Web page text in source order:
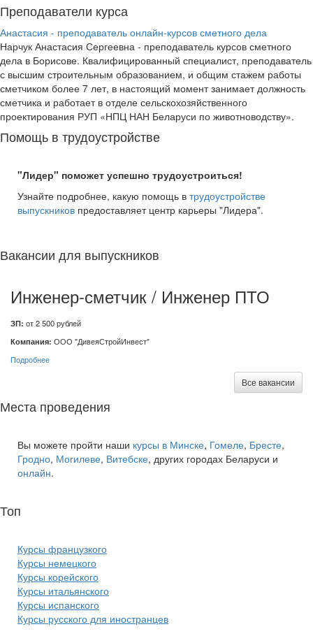
Преподаватели курса
Анастасия - преподаватель онлайн-курсов сметного дела
Нарчук Анастасия Сергеевна - преподаватель курсов сметного
дела в Борисове. Квалифицированный специалист, преподаватель
с высшим строительным образованием, и общим стажем работы
сметчиком более 7 лет, в настоящий момент занимает должность
сметчика и работает в отделе сельскохозяйственного
проектирования РУП «НПЦ НАН Беларуси по животноводству».
Помощь в трудоустройстве
"Лидер" поможет успешно трудоустроиться!
Узнайте подробнее, какую помощь в трудоустройстве
выпускников предоставляет центр карьеры "Лидера".
Вакансии для выпускников
Инженер-сметчик / Инженер ПТО
ЗП: от 2 500 рублей
Компания: ООО "ДивеяСтройИнвест"
Подробнее
Все вакансии
Места проведения
Вы можете пройти наши курсы в Минске, Гомеле, Бресте,
Гродно, Могилеве, Витебске, других городах Беларуси и
онлайн.
Топ
Курсы французкого
Курсы немецкого
Курсы корейского
Курсы итальянского
Курсы испанского
Курсы русского для иностранцев